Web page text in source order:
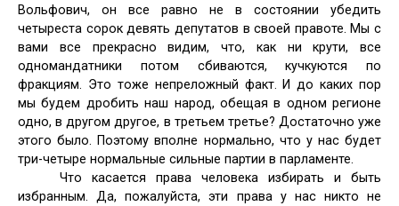
Вольфович, он все равно не в состоянии убедить
четыреста сорок девять депутатов в своей правоте. Мы с
вами все прекрасно видим, что, как ни крути, все
одномандатники потом сбиваются, кучкуются по
фракциям. Это тоже непреложный факт. И до каких пор
мы будем дробить наш народ, обещая в одном регионе
одно, в другом другое, в третьем третье? Достаточно уже
этого было. Поэтому вполне нормально, что у нас будет
три-четыре нормальные сильные партии в парламенте.
Что касается права человека избирать и быть
избранным. Да, пожалуйста, эти права у нас никто не